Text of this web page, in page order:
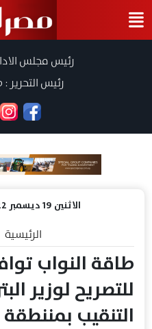
رئيس مجلس
رئيس
الاثنين 19 ديسمبر 2022 | 04:06 م
الرئيسية
طاقة النواب
للتصريح لوزير
التنقيب